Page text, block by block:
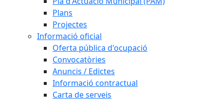
Plans
Projectes
Informació oficial
Oferta pública d'ocupació
Convocatòries
Anuncis / Edictes
Informació contractual
Carta de serveis